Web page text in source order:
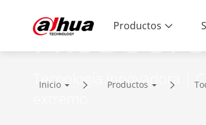
Productos
Tecnología Innovadora |
Inicio Productos